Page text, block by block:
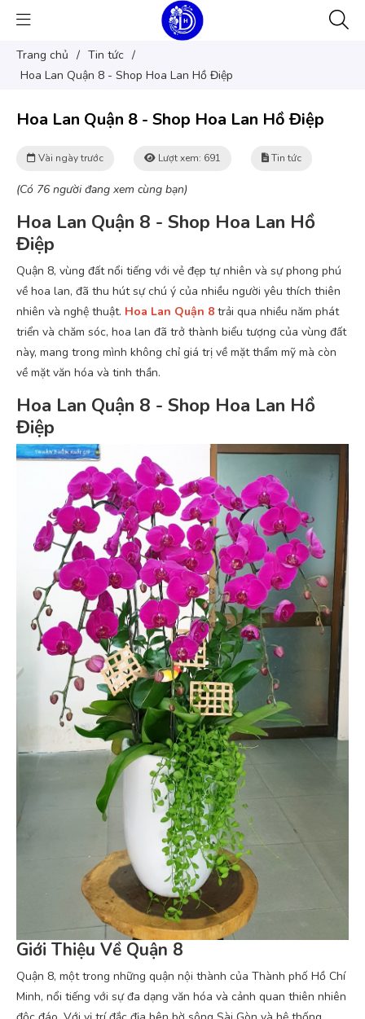
Trang chủ / Tin tức /
Hoa Lan Quận 8 - Shop Hoa Lan Hồ Điệp
Hoa Lan Quận 8 - Shop Hoa Lan Hồ Điệp
Vài ngày trước Lượt xem: 691 Tin tức
(Có 76 người đang xem cùng bạn)
Hoa Lan Quận 8 - Shop Hoa Lan Hồ
Điệp
Quận 8, vùng đất nổi tiếng với vẻ đẹp tự nhiên và sự phong phú
về hoa lan, đã thu hút sự chú ý của nhiều người yêu thích thiên
nhiên và nghệ thuật. Hoa Lan Quận 8 trải qua nhiều năm phát
triển và chăm sóc, hoa lan đã trở thành biểu tượng của vùng đất
này, mang trong mình không chỉ giá trị về mặt thẩm mỹ mà còn
về mặt văn hóa và tinh thần.
Hoa Lan Quận 8 - Shop Hoa Lan Hồ
Điệp
Giới Thiệu Về Quận 8
Quận 8, một trong những quận nội thành của Thành phố Hồ Chí
Minh, nổi tiếng với sự đa dạng văn hóa và cảnh quan thiên nhiên